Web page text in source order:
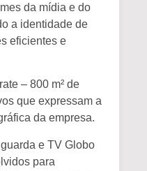
da mídia e do
a identidade de
eficientes e
– 800 m² de
que expressam a
da empresa.
e TV Globo
para